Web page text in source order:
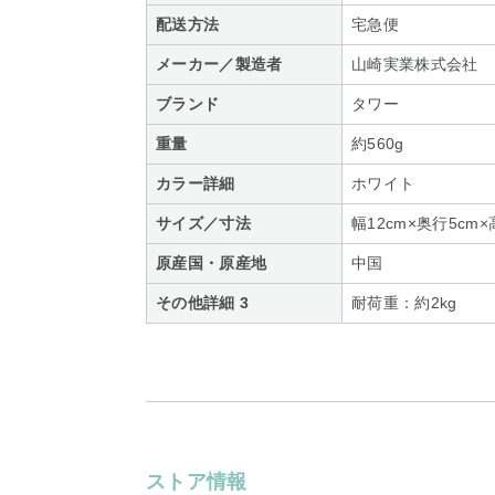
配送方法 宅急便
メーカー／製造者 山崎実業株式会社
ブランド タワー
重量 約560g
カラー詳細 ホワイト
サイズ／寸法 幅12cm×奥行5cm×
原産国・原産地 中国
その他詳細 3 耐荷重：約2kg
ストア情報